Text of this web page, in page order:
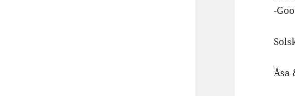
-
Åsa